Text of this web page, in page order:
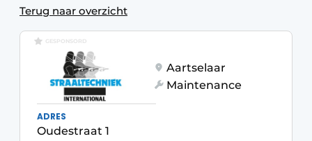
Eigen content aanleveren
Evenement aanmelden
Home
Meest gelezen
Nieuwsbrief
Podcasts
Terug naar overzicht
GESPONSORD
Aartselaar
Maintenance
ADRES
Oudestraat 1